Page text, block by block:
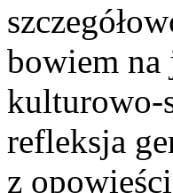
bowiem na
kulturowo-
refleksja
z